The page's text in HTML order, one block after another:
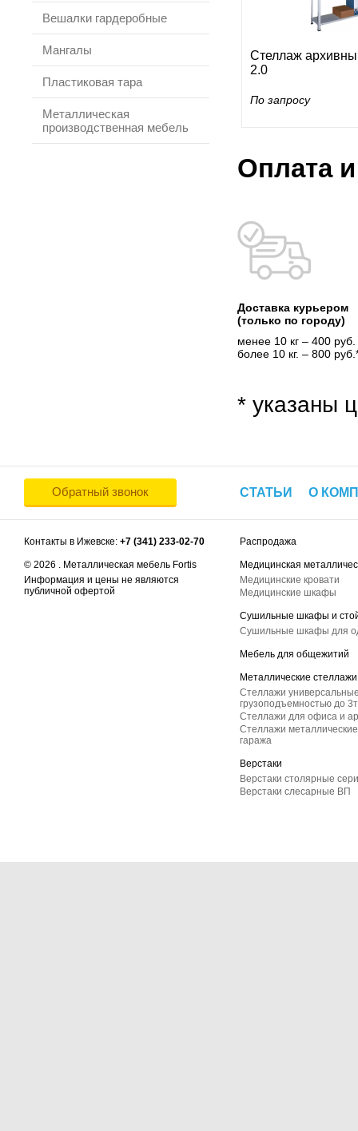
Вешалки гардеробные
Мангалы
Пластиковая тара
Металлическая
производственная мебель
Стеллаж
2.0
По запросу
Оплата
Доставка курьером
(только по городу)
менее 10 кг – 400 руб.
более 10 кг. – 800
* указаны
Обратный звонок СТАТЬИ О
Контакты в Ижевске: +7 (341) 233-02-70
© 2026 . Металлическая мебель Fortis
Информация и цены не являются
публичной офертой
Распродажа
Медицинская
Медицинские кровати
Медицинские шкафы
Сушильные шкафы и
Сушильные шкафы для
Мебель для общежитий
Металлические стеллажи
Стеллажи
грузоподъемностью до
Стеллажи для офиса и
Стеллажи
гаража
Верстаки
Верстаки столярные
Верстаки слесарные ВП